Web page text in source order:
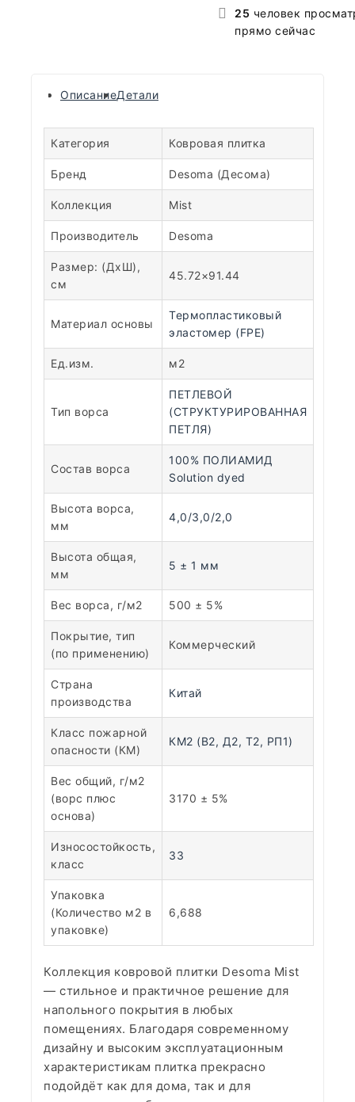
25 человек
прямо сейчас
ОписаниеДетали
Категория Ковровая плитка
Бренд Desoma (Десома)
Коллекция Mist
Производитель Desoma
Размер: (ДхШ),
см
45.72×91.44
Материал основы
Термопластиковый
эластомер (FPE)
Ед.изм. м2
Тип ворса
ПЕТЛЕВОЙ
(СТРУКТУРИРОВАННАЯ
ПЕТЛЯ)
Состав ворса
100% ПОЛИАМИД
Solution dyed
Высота ворса,
мм
4,0/3,0/2,0
Высота общая,
мм
5 ± 1 мм
Вес ворса, г/м2 500 ± 5%
Покрытие, тип
(по применению)
Коммерческий
Страна
производства
Китай
Класс пожарной
опасности (КМ)
КМ2 (В2, Д2, Т2, РП1)
Вес общий, г/м2
(ворс плюс
основа)
3170 ± 5%
Износостойкость,
класс
33
Упаковка
(Количество м2 в
упаковке)
6,688
Коллекция ковровой плитки Desoma Mist
— стильное и практичное решение для
напольного покрытия в любых
помещениях. Благодаря современному
дизайну и высоким эксплуатационным
характеристикам плитка прекрасно
подойдёт как для дома, так и для